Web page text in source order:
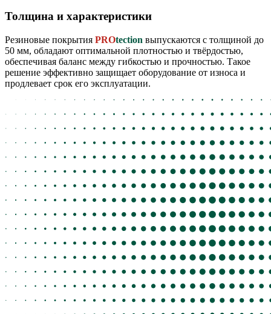
Толщина и характеристики
Резиновые покрытия PROtection выпускаются с толщиной до
50 мм, обладают оптимальной плотностью и твёрдостью,
обеспечивая баланс между гибкостью и прочностью. Такое
решение эффективно защищает оборудование от износа и
продлевает срок его эксплуатации.